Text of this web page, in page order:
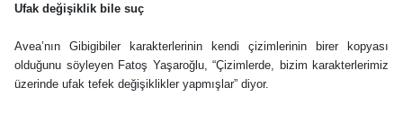
Ufak değişiklik bile suç
Avea’nın Gibigibiler karakterlerinin kendi çizimlerinin birer kopyası
olduğunu söyleyen Fatoş Yaşaroğlu, “Çizimlerde, bizim karakterlerimiz
üzerinde ufak tefek değişiklikler yapmışlar” diyor.